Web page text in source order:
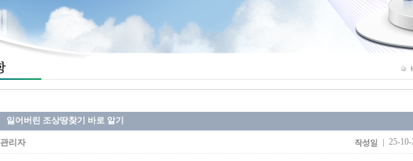
잃어버린 조상땅찾기 바로 알기
관리자 25-